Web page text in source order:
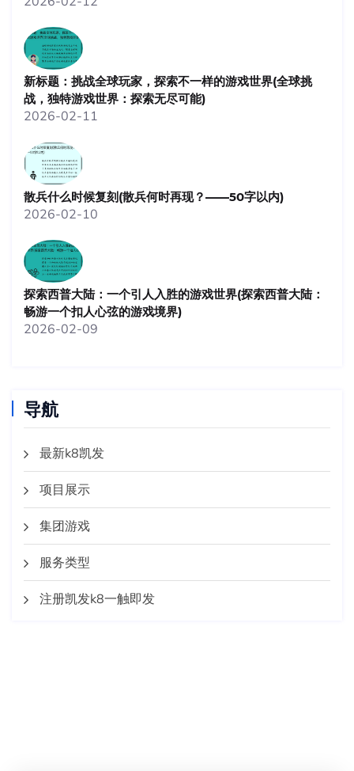
新标题：挑战全球玩家，探索不一样的游戏世界(全球挑
战，独特游戏世界：探索无尽可能)
2026-02-11
散兵什么时候复刻(散兵何时再现？——50字以内)
2026-02-10
探索西普大陆：一个引人入胜的游戏世界(探索西普大陆：
畅游一个扣人心弦的游戏境界)
2026-02-09
导航
最新k8凯发
项目展示
集团游戏
服务类型
注册凯发k8一触即发